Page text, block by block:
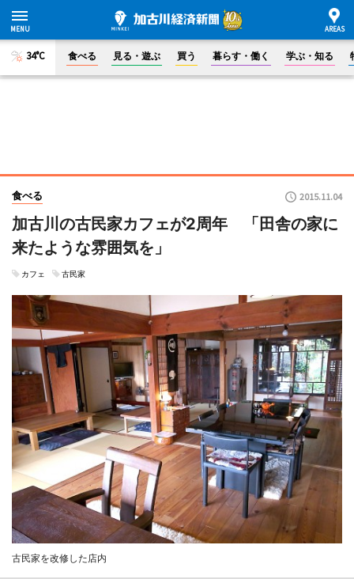
34°C 食べる 見る・遊ぶ 買う 暮らす・働く 学ぶ・知る
食べる 2015.11.04
加古川の古民家カフェが2周年 「田舎の家に
来たような雰囲気を」
カフェ 古民家
古民家を改修した店内